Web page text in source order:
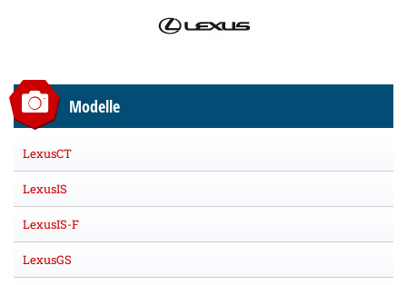
Modelle
LexusCT
LexusIS
LexusIS-F
LexusGS